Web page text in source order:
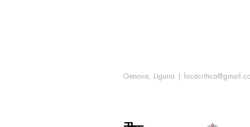
Genova, Liguria |